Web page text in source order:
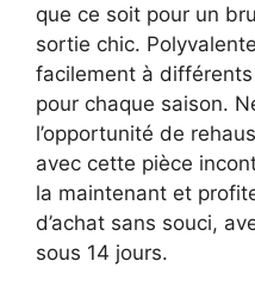
que ce soit pour un
sortie chic.
facilement à
pour chaque saison.
l’opportunité de
avec cette pièce
la maintenant et
d’achat sans souci,
sous 14 jours.